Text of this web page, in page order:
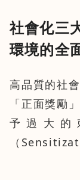
社會化三
環境的全
高品質的社
「正面獎勵
予過大的
（